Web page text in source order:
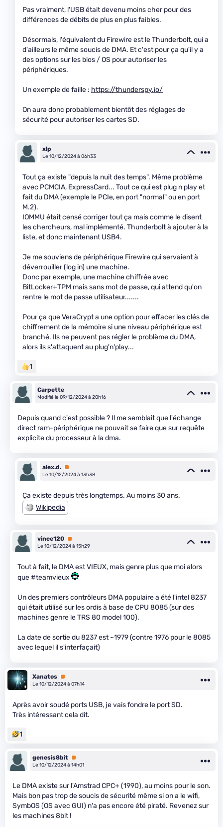
Pas vraiment, l'USB était devenu moins cher pour des
différences de débits de plus en plus faibles.
Désormais, l'équivalent du Firewire est le Thunderbolt, qui a
d'ailleurs le même soucis de DMA. Et c'est pour ça qu'il y a
des options sur les bios / OS pour autoriser les
périphériques.
Un exemple de faille : https://thunderspy.io/
On aura donc probablement bientôt des réglages de
sécurité pour autoriser les cartes SD.
xlp
Le 10/12/2024 à 06h33
Tout ça existe "depuis la nuit des temps". Même problème
avec PCMCIA, ExpressCard... Tout ce qui est plug n play et
fait du DMA (exemple le PCIe, en port "normal" ou en port
M.2).
IOMMU était censé corriger tout ça mais comme le disent
les chercheurs, mal implémenté. Thunderbolt à ajouter à la
liste, et donc maintenant USB4.
Je me souviens de périphérique Firewire qui servaient à
déverrouiller (log in) une machine.
Donc par exemple, une machine chiffrée avec
BitLocker+TPM mais sans mot de passe, qui attend qu'on
rentre le mot de passe utilisateur.......
Pour ça que VeraCrypt a une option pour effacer les clés de
chiffrement de la mémoire si une niveau périphérique est
branché. Ils ne peuvent pas régler le problème du DMA,
alors ils s'attaquent au plug'n'play...
1
Carpette
Modifié le 09/12/2024 à 20h16
Depuis quand c'est possible ? Il me semblait que l'échange
direct ram-périphérique ne pouvait se faire que sur requête
explicite du processeur à la dma.
alex.d. Premium
Le 10/12/2024 à 13h38
Ça existe depuis très longtemps. Au moins 30 ans.
Wikipedia
vince120 Premium
Le 10/12/2024 à 15h29
Tout à fait, le DMA est VIEUX, mais genre plus que moi alors
que #teamvieux
Un des premiers contrôleurs DMA populaire a été l'intel 8237
qui était utilisé sur les ordis à base de CPU 8085 (sur des
machines genre le TRS 80 model 100).
La date de sortie du 8237 est ~1979 (contre 1976 pour le 8085
avec lequel il s'interfaçait)
Xanatos Premium
Le 10/12/2024 à 07h14
Après avoir soudé ports USB, je vais fondre le port SD.
Très intéressant cela dit.
1
genesis8bit Premium
Le 10/12/2024 à 14h01
Le DMA existe sur l'Amstrad CPC+ (1990), au moins pour le son.
Mais bon pas trop de soucis de sécurité même si on a le wifi,
SymbOS (OS avec GUI) n'a pas encore été piraté. Revenez sur
les machines 8bit !